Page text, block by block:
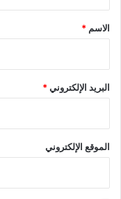
*
الاسم *
البريد الإلكتروني*
الموقع الإلكتروني